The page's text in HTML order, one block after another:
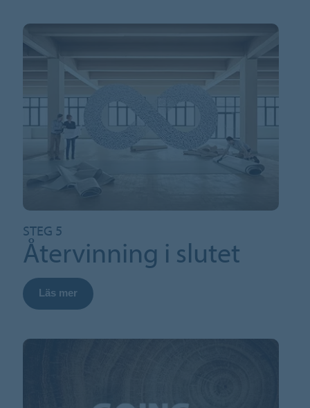
STEG 5
Återvinning i slutet
Läs mer